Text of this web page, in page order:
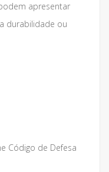
apresentar
durabilidade ou
Código de Defesa